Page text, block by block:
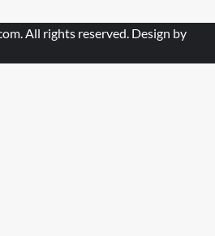
. All rights reserved. Design by